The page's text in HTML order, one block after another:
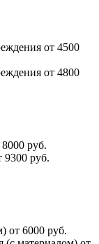
от 4500
от 4800
руб.
9300 руб.
от 6000 руб.